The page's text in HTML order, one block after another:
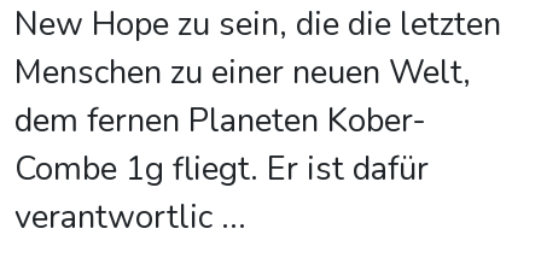
New Hope zu sein, die die letzten
Menschen zu einer neuen Welt,
dem fernen Planeten Kober-
Combe 1g fliegt. Er ist dafür
verantwortlic ...